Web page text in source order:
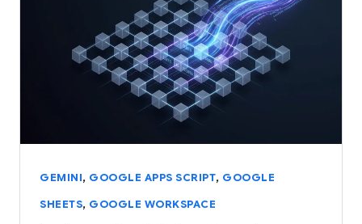
GEMINI, GOOGLE APPS SCRIPT, GOOGLE
SHEETS, GOOGLE WORKSPACE